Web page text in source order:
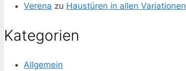
Verena zu Haustüren in allen Variationen
Kategorien
Allgemein